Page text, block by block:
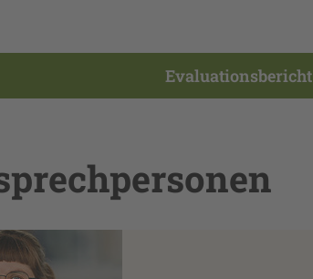
Evaluationsbericht